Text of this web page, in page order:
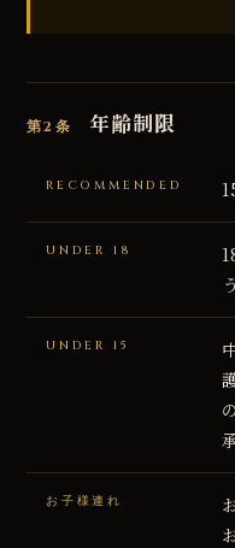
第2条 年齢制限
RECOMMENDED
UNDER 18
UNDER 15
お子様連れ